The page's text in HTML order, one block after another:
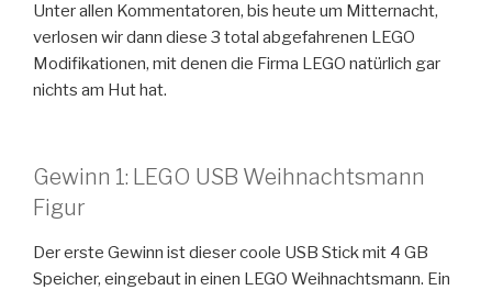
Unter allen Kommentatoren, bis heute um Mitternacht,
verlosen wir dann diese 3 total abgefahrenen LEGO
Modifikationen, mit denen die Firma LEGO natürlich gar
nichts am Hut hat.
Gewinn 1: LEGO USB Weihnachtsmann
Figur
Der erste Gewinn ist dieser coole USB Stick mit 4 GB
Speicher, eingebaut in einen LEGO Weihnachtsmann. Ein